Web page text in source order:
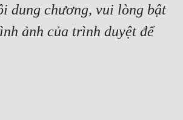
dung chương, vui lòng bật
ảnh của trình duyệt để